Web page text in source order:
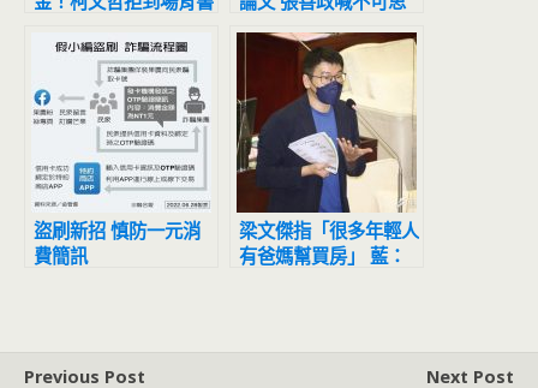
黃珊珊代打
議：天文數字
盜刷新招 慎防一元消
費簡訊
梁文傑指「很多年輕人
有爸媽幫買房」 藍：
Previous Post Next Post